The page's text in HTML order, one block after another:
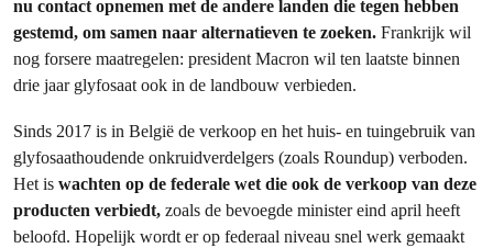
nu contact op­nemen met de andere landen die tegen hebben
gestemd, om samen naar alternatieven te zoeken. Frankrijk wil
nog forsere maatregelen: president Macron wil ten laatste binnen
drie jaar glyfosaat ook in de landbouw verbieden.
Sinds 2017 is in België de verkoop en het huis- en tuingebruik van
glyfosaathoudende onkruidverdelgers (zoals Roundup) verboden.
Het is wachten op de federale wet die ook de verkoop van deze
producten verbiedt, zoals de bevoegde minister eind april heeft
beloofd. Hopelijk wordt er op federaal niveau snel werk gemaakt